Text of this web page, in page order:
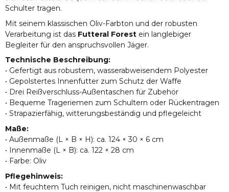
Schulter tragen.
Mit seinem klassischen Oliv-Farbton und der robusten
Verarbeitung ist das Futteral Forest ein langlebiger
Begleiter für den anspruchsvollen Jäger.
Technische Beschreibung:
• Gefertigt aus robustem, wasserabweisendem Polyester
• Gepolstertes Innenfutter zum Schutz der Waffe
• Drei Reißverschluss-Außentaschen für Zubehör
• Bequeme Trageriemen zum Schultern oder Rückentragen
• Strapazierfähig, witterungsbeständig und pflegeleicht
Maße:
• Außenmaße (L × B × H): ca. 124 × 30 × 6 cm
• Innenmaße (L × B): ca. 122 × 28 cm
• Farbe: Oliv
Pflegehinweis:
• Mit feuchtem Tuch reinigen, nicht maschinenwaschbar